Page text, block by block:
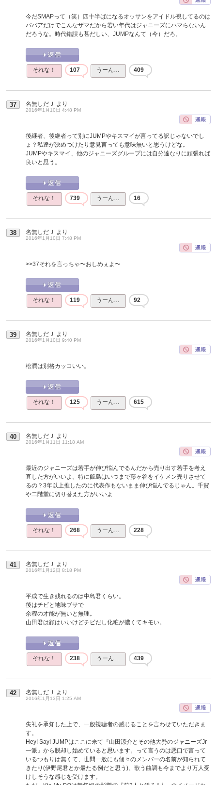
今だSMAPって（笑）四十半ばになるオッサンをアイドル視してるのは
ババアだけでこんなザマだから若い年代はジャニーズにハマらないん
だろうな。時代錯誤も甚だしい、JUMPなんて（今）だろ。
それな！ 107 うーん… 409
37 名無しだＪ より
2016年1月10日 4:48 PM
後継者、後継者って別にJUMPやキスマイが言ってる訳じゃないでし
ょ？私達が決めつけたり意見言っても意味無いと思うけどな。
JUMPやキスマイ、他のジャニーズグループには自分達なりに頑張れば
良いと思う。
それな！ 739 うーん… 16
38 名無しだＪ より
2016年1月10日 7:48 PM
>>37それを言っちゃ〜おしめぇよ〜
それな！ 119 うーん… 92
39 名無しだＪ より
2016年1月10日 9:40 PM
松潤は別格カッコいい。
それな！ 125 うーん… 615
40 名無しだＪ より
2016年1月11日 11:18 AM
最近のジャニーズは若手が伸び悩んでるんだから売り出す若手を考え
直した方がいいよ。特に飯島はいつまで藤ヶ谷をイケメン売りさせて
るの？3年以上推したのに代表作もないまま伸び悩んでるじゃん。千賀
や二階堂に切り替えた方がいいよ
それな！ 268 うーん… 228
41 名無しだＪ より
2016年1月12日 8:18 PM
平成で生き残れるのは中島君くらい。
後はチビと地味ブサで
余程の才能が無いと無理。
山田君は顔はいいけどチビだし化粧が濃くてキモい。
それな！ 238 うーん… 439
42 名無しだＪ より
2016年1月13日 1:25 AM
失礼を承知した上で、一般視聴者の感じることを言わせていただきま
す。
Hey! Say! JUMPはここに来て『山田涼介とその他大勢のジャニーズJr
一派』から脱却し始めていると思います。って言うのは悪口で言って
いるつもりは無くて、世間一般にも個々のメンバーの名前が知られて
きたり(伊野尾君とか最たる例だと思う)、歌う曲調も今までより万人受
けしそうな感じを受けます。